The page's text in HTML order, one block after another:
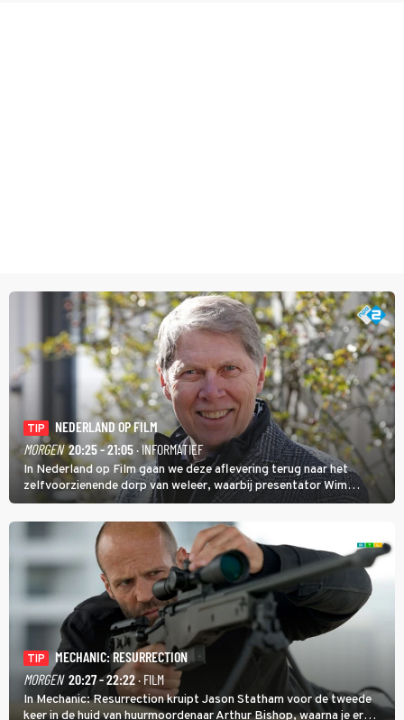
TIP
NEDERLAND OP FILM
MORGEN 20:25 - 21:05· INFORMATIEF
In Nederland op Film gaan we deze aflevering terug naar het
zelfvoorzienende dorp van weleer, waarbij presentator Wim
Daniëls de kijkers meeneemt op reis door de tijd aan de hand van
unieke amateurbeelden uit verschillende decennia. (HH)
TIP
MECHANIC: RESURRECTION
MORGEN 20:27 - 22:22· FILM
In Mechanic: Resurrection kruipt Jason Statham voor de tweede
keer in de huid van huurmoordenaar Arthur Bishop, waarna je er